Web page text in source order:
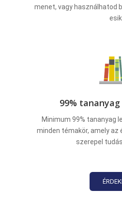
menet, vagy használhatod
esik.
99%
Minimum 99% tananyag
minden témakör, amely az
szerepel